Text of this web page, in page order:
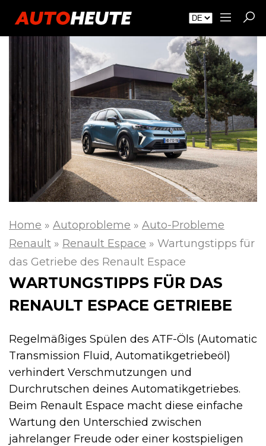
Home » Autoprobleme » Auto-Probleme
Renault » Renault Espace » Wartungstipps für
das Getriebe des Renault Espace
WARTUNGSTIPPS FÜR DAS
RENAULT ESPACE GETRIEBE
Regelmäßiges Spülen des ATF-Öls (Automatic
Transmission Fluid, Automatikgetriebeöl)
verhindert Verschmutzungen und
Durchrutschen deines Automatikgetriebes.
Beim Renault Espace macht diese einfache
Wartung den Unterschied zwischen
jahrelanger Freude oder einer kostspieligen